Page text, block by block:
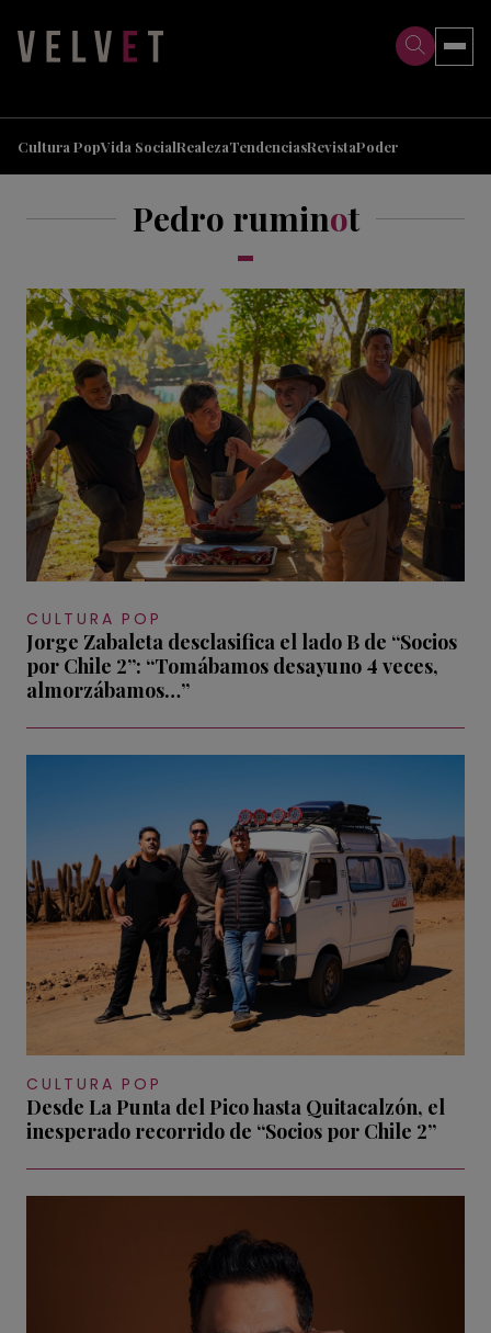
Cultura PopVida SocialRealezaTendenciasRevistaPoder
Pedro ruminot
CULTURA POP
Jorge Zabaleta desclasifica el lado B de “Socios
por Chile 2”: “Tomábamos desayuno 4 veces,
almorzábamos…”
CULTURA POP
Desde La Punta del Pico hasta Quitacalzón, el
inesperado recorrido de “Socios por Chile 2”